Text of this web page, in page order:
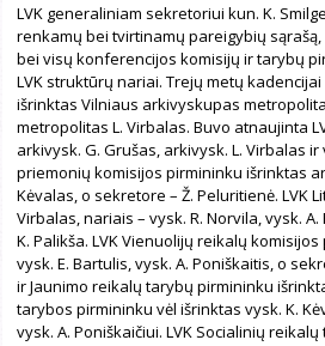
LVK generaliniam sekretoriui kun. K.
renkamų bei tvirtinamų pareigybių
bei visų konferencijos komisijų ir tarybų
LVK struktūrų nariai. Trejų metų
išrinktas Vilniaus arkivyskupas
metropolitas L. Virbalas. Buvo atnaujinta
arkivysk. G. Grušas, arkivysk. L. Virbalas
priemonių komisijos pirmininku išrinktas
Kėvalas, o sekretore – Ž. Peluritienė. LVK
Virbalas, nariais – vysk. R. Norvila, vysk.
K. Palikša. LVK Vienuolijų reikalų
vysk. E. Bartulis, vysk. A. Poniškaitis, o
ir Jaunimo reikalų tarybų pirmininku
tarybos pirmininku vėl išrinktas vysk. K.
vysk. A. Poniškaičiui. LVK Socialinių